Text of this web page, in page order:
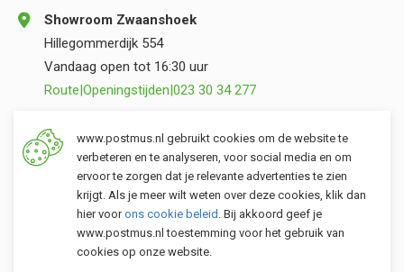
Klantenservice
Showroom Zwaanshoek
Hillegommerdijk 554
Vandaag open tot 16:30 uur
Route|Openingstijden|023 30 34 277
Opslag Valkenburg (ZH)
Torenvlietslaan 3
Vandaag open tot 12:00 uur
Route|Openingstijden |071 401 34 44
www.postmus.nl gebruikt cookies om de website te
verbeteren en te analyseren, voor social media en om
ervoor te zorgen dat je relevante advertenties te zien
krijgt. Als je meer wilt weten over deze cookies, klik dan
hier voorons cookie beleid . Bij akkoord geef je
www.postmus.nl toestemming voor het gebruik van
cookies op onze website.